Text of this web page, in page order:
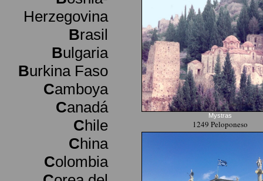
Herzegovina
Brasil
Bulgaria
Burkina Faso
Camboya
Canadá
Chile
China
Colombia
Mystras
1249 Peloponeso